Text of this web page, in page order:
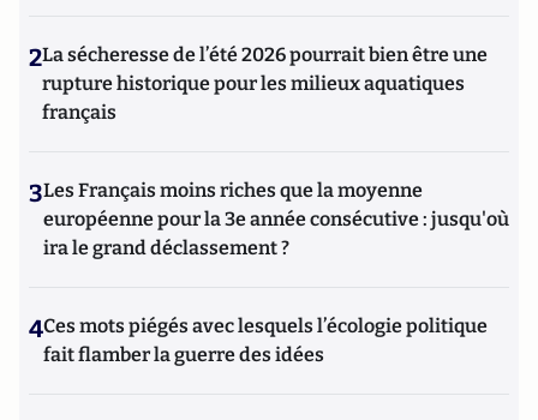
2La sécheresse de l’été 2026 pourrait bien être une
rupture historique pour les milieux aquatiques
français
3Les Français moins riches que la moyenne
européenne pour la 3e année consécutive : jusqu'où
ira le grand déclassement ?
4Ces mots piégés avec lesquels l’écologie politique
fait flamber la guerre des idées